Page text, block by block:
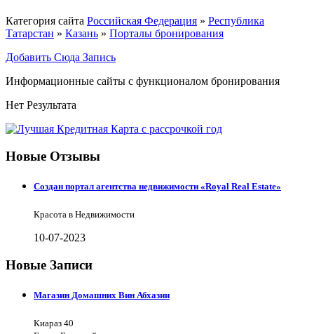
Категория сайта Российская Федерация » Республика
Татарстан » Казань » Порталы бронирования
Добавить Сюда Запись
Информационные сайты с функционалом бронирования
Нет Результата
Новые Отзывы
Создан портал агентства недвижимости «Royal Real Estate»
Красота в Недвижимости
10-07-2023
Новые Записи
Магазин Домашних Вин Абхазии
Киараз 40